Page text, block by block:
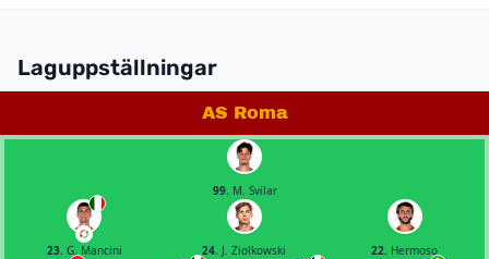
Laguppställningar
AS Roma
99. M. Svilar
23. G. Mancini 24. J. Ziolkowski 22. Hermoso